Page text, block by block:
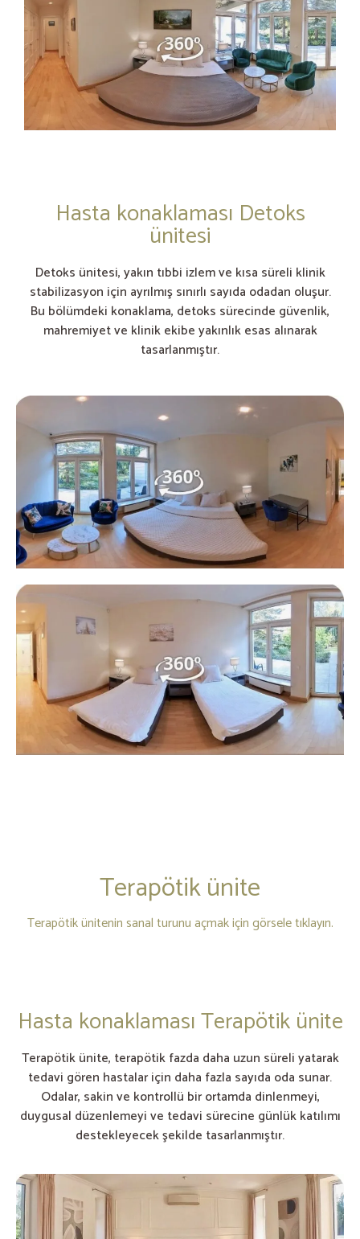
Hasta konaklaması Detoks
ünitesi
Detoks ünitesi, yakın tıbbi izlem ve kısa süreli klinik
stabilizasyon için ayrılmış sınırlı sayıda odadan oluşur.
Bu bölümdeki konaklama, detoks sürecinde güvenlik,
mahremiyet ve klinik ekibe yakınlık esas alınarak
tasarlanmıştır.
Terapötik ünite
Terapötik ünitenin sanal turunu açmak için görsele tıklayın.
Hasta konaklaması Terapötik ünite
Terapötik ünite, terapötik fazda daha uzun süreli yatarak
tedavi gören hastalar için daha fazla sayıda oda sunar.
Odalar, sakin ve kontrollü bir ortamda dinlenmeyi,
duygusal düzenlemeyi ve tedavi sürecine günlük katılımı
destekleyecek şekilde tasarlanmıştır.